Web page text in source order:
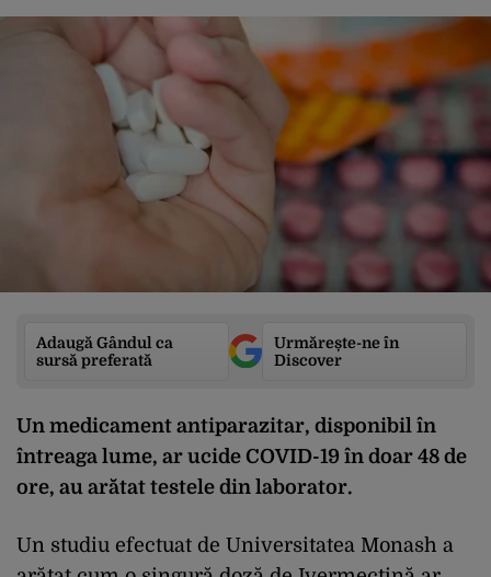
Adaugă Gândul ca
sursă preferată
Urmărește-ne în
Discover
Un medicament antiparazitar, disponibil în
întreaga lume, ar ucide COVID-19 în doar 48 de
ore, au arătat testele din laborator.
Un studiu efectuat de Universitatea Monash a